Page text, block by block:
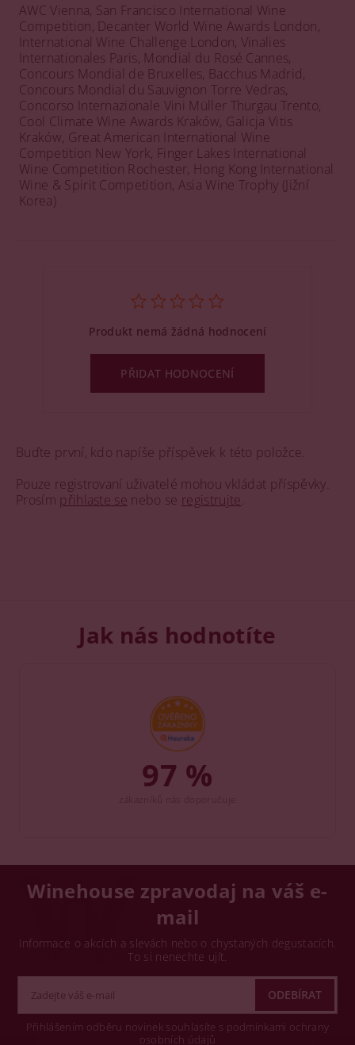
AWC Vienna, San Francisco International Wine
Competition, Decanter World Wine Awards London,
International Wine Challenge London, Vinalies
Internationales Paris, Mondial du Rosé Cannes,
Concours Mondial de Bruxelles, Bacchus Madrid,
Concours Mondial du Sauvignon Torre Vedras,
Concorso Internazionale Vini Müller Thurgau Trento,
Cool Climate Wine Awards Kraków, Galicja Vitis
Kraków, Great American International Wine
Competition New York, Finger Lakes International
Wine Competition Rochester, Hong Kong International
Wine & Spirit Competition, Asia Wine Trophy (Jižní
Korea)
Buďte první, kdo napíše příspěvek k této položce.
Pouze registrovaní uživatelé mohou vkládat příspěvky.
Prosím přihlaste se nebo se registrujte
Produkt nemá žádná hodnocení
PŘIDAT HODNOCENÍ
Jak nás hodnotíte
97 %
Winehouse zpravodaj na váš e-
mail
Informace o akcích a slevách nebo o chystaných degustacích.
To si nenechte ujít.
Přihlášením odběru novinek souhlasíte s podmínkami ochrany
osobních údajů